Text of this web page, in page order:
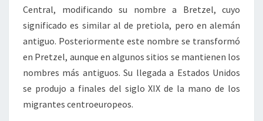
Central, modificando su nombre a Bretzel, cuyo
significado es similar al de pretiola, pero en alemán
antiguo. Posteriormente este nombre se transformó
en Pretzel, aunque en algunos sitios se mantienen los
nombres más antiguos. Su llegada a Estados Unidos
se produjo a finales del siglo XIX de la mano de los
migrantes centroeuropeos.